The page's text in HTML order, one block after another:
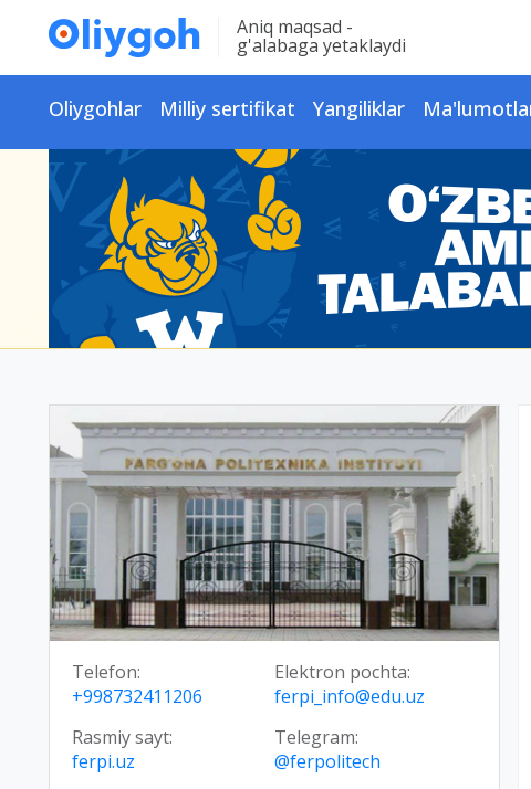
Aniq maqsad -
g'alabaga yetaklaydi
Oliygohlar Milliy sertifikat Yangiliklar
Telefon:
+998732411206
Elektron pochta:
ferpi_info@edu.uz
Rasmiy sayt:
ferpi.uz
Telegram:
@ferpolitech